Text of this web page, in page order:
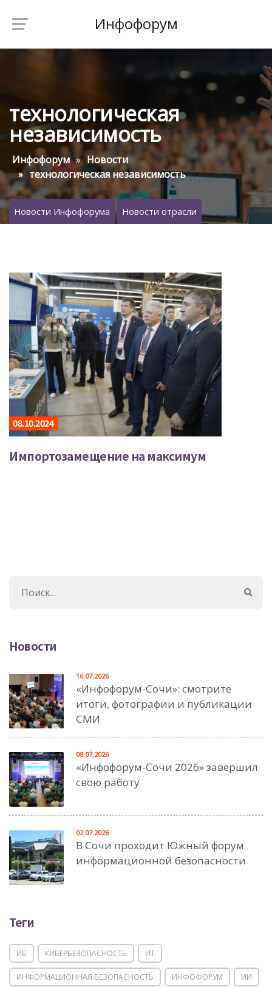
Инфофорум
технологическая
независимость
Инфофорум
Новости
технологическая независимость
Новости Инфофорума Новости отрасли
08.10.2024
Импортозамещение на максимум
Новости
«Инфофорум-Сочи»: смотрите
итоги, фотографии и публикации
СМИ
16.07.2026
«Инфофорум-Сочи 2026» завершил
свою работу
08.07.2026
В Сочи проходит Южный форум
информационной безопасности
02.07.2026
Теги
ИБ КИБЕРБЕЗОПАСНОСТЬ ИТ
ИНФОРМАЦИОННАЯ БЕЗОПАСНОСТЬ ИНФОФОРУМ ИИ